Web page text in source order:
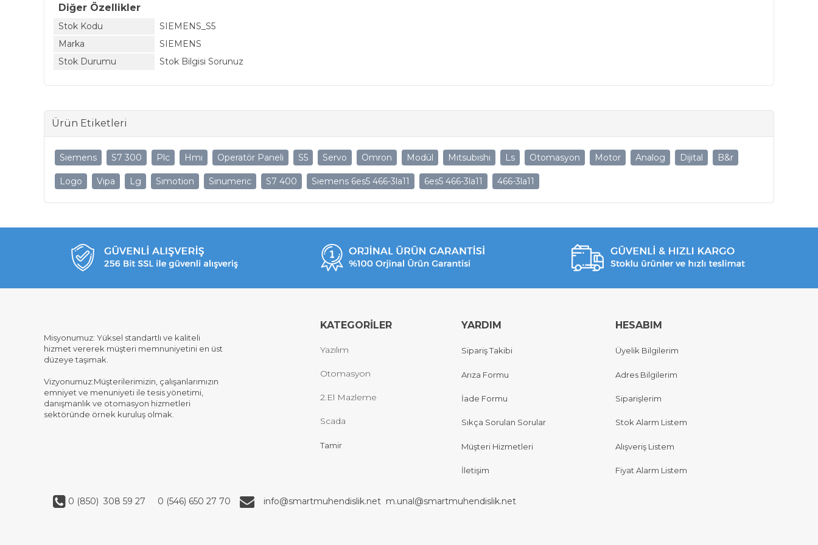
Diğer Özellikler
Stok Kodu
SIEMENS_S5
Marka
SIEMENS
Stok Durumu
Stok Bilgisi Sorunuz
Ürün Etiketleri
Sıemens S7 300 Plc Hmı Operatör Paneli S5 Servo Omron Modül Mıtsubıshı Ls Otomasyon Motor Analog Dijital B&r
Logo Vıpa Lg Sımotion Sınumeric S7 400 Sıemens 6es5 466-3la11 6es5 466-3la11 466-3la11
Misyonumuz: Yüksel standartlı ve kaliteli
hizmet vererek müşteri memnuniyetini en üst
düzeye taşımak.
Vizyonumuz:Müşterilerimizin, çalışanlarımızın
emniyet ve menuniyeti ile tesis yönetimi,
danışmanlık ve otomasyon hizmetleri
sektöründe örnek kuruluş olmak.
KATEGORİLER
Yazılım
Otomasyon
2.El Mazleme
Scada
Tamir
YARDIM
Sipariş Takibi
Arıza Formu
İade Formu
Sıkça Sorulan Sorular
Müşteri Hizmetleri
İletişim
HESABIM
Üyelik Bilgilerim
Adres Bilgilerim
Siparişlerim
Stok Alarm Listem
Alışveriş Listem
Fiyat Alarm Listem
0 (850) 308 59 27 0 (546) 650 27 70 info@smartmuhendislik.net m.unal@smartmuhendislik.net